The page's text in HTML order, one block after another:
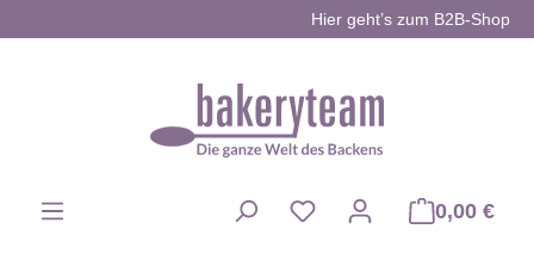
Hier geht’s zum B2B-Shop
0,00 €